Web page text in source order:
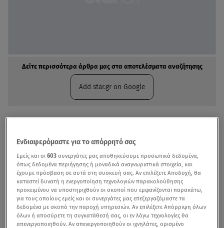
Δείτε περισσότερα άρθρα μας στα αποτελέσματα αναζήτησης
Add star.gr on Google
Ενδιαφερόμαστε για το απόρρητό σας
Εμείς και οι603 συνεργάτες μας αποθηκεύουμε προσωπικά δεδομένα,
όπως δεδομένα περιήγησης ή μοναδικά αναγνωριστικά στοιχεία, και
έχουμε πρόσβαση σε αυτά στη συσκευή σας. Αν επιλέξετε Αποδοχή, θα
καταστεί δυνατή η ενεργοποίηση τεχνολογιών παρακολούθησης
προκειμένου να υποστηριχθούν οι σκοποί που εμφανίζονται παρακάτω,
για τους οποίους εμείς και οι συνεργάτες μας επεξεργαζόμαστε τα
δεδομένα με σκοπό την παροχή υπηρεσιών. Αν επιλέξετε Απόρριψη όλων
όλων ή αποσύρετε τη συγκατάθεσή σας, οι εν λόγω τεχνολογίες θα
απενεργοποιηθούν. Αν απενεργοποιηθούν οι ιχνηλάτες, ορισμένο